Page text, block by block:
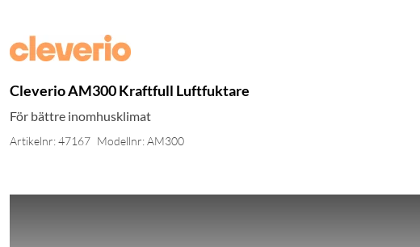
Cleverio AM300 Kraftfull Luftfuktare
För bättre inomhusklimat
Artikelnr: 47167 Modellnr: AM300